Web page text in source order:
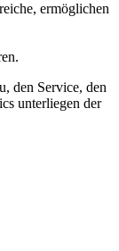
ermöglichen
den Service, den
unterliegen der